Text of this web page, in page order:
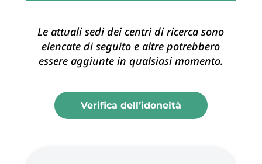
Le attuali sedi dei centri di ricerca sono
elencate di seguito e altre potrebbero
essere aggiunte in qualsiasi momento.
Verifica dell’idoneità